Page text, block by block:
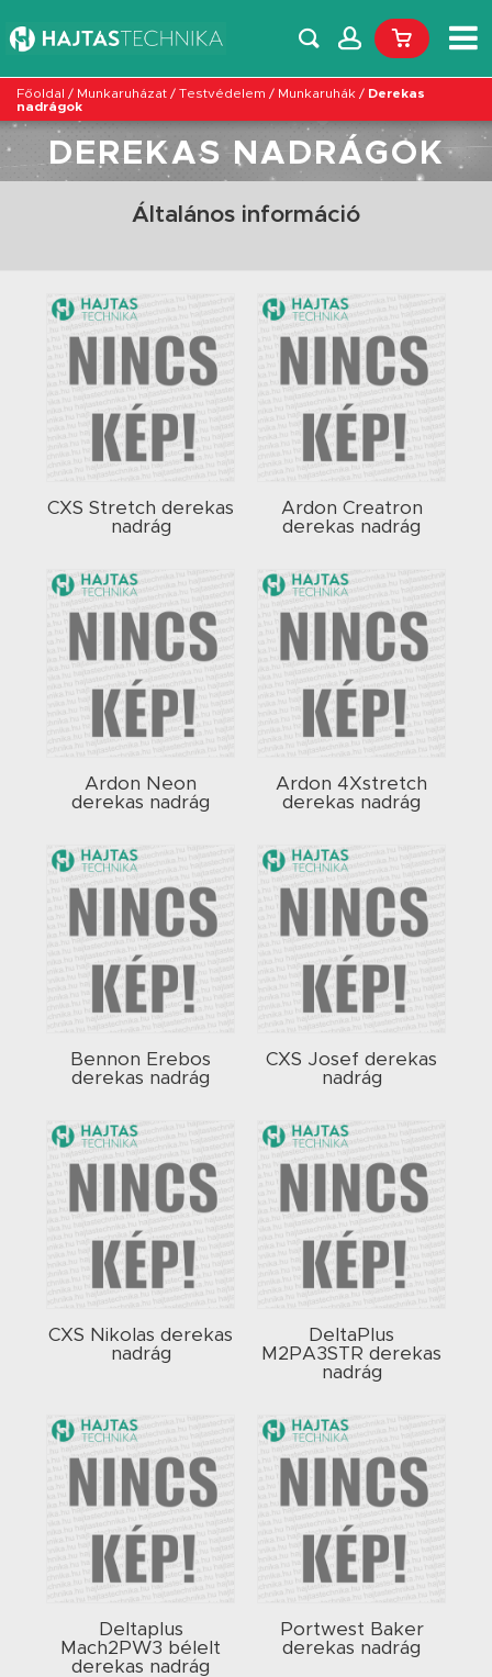
Főoldal / Munkaruházat / Testvédelem / Munkaruhák / Derekas
nadrágok
DEREKAS NADRÁGOK
Általános információ
CXS Stretch derekas
nadrág
Ardon Creatron
derekas nadrág
Ardon Neon
derekas nadrág
Ardon 4Xstretch
derekas nadrág
Bennon Erebos
derekas nadrág
CXS Josef derekas
nadrág
CXS Nikolas derekas
nadrág
DeltaPlus
M2PA3STR derekas
nadrág
Deltaplus
Mach2PW3 bélelt
derekas nadrág
Portwest Baker
derekas nadrág